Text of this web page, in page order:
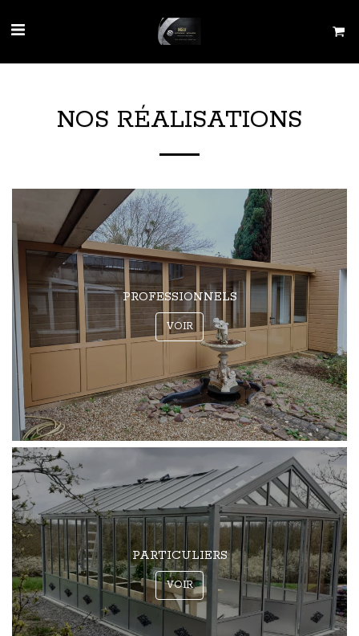
NOS RÉALISATIONS
PROFESSIONNELS
VOIR
PARTICULIERS
VOIR